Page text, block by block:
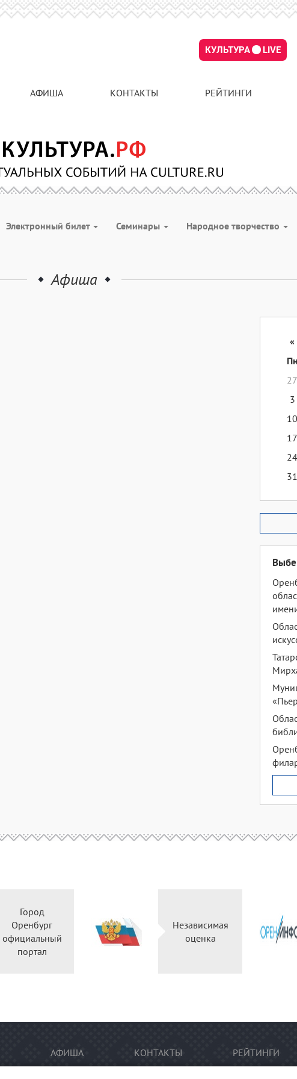
КУЛЬТУРА LIVE
АФИША КОНТАКТЫ РЕЙТИНГИ
Электронный билет Семинары Народное творчество
Афиша
«
Пн
27
3
10
17
24
31
Город
Оренбург
официальный
портал
Независимая
оценка
АФИША КОНТАКТЫ РЕЙТИНГИ